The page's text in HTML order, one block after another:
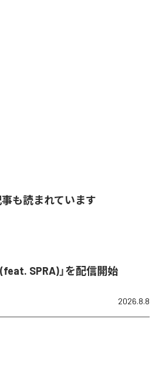
も読まれています
SPRA)」を配信開始
2026.8.8